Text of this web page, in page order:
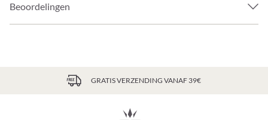
Beoordelingen
GRATIS VERZENDING VANAF 39€